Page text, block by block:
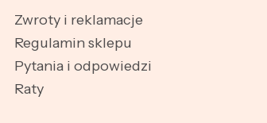
Zwroty i reklamacje
Regulamin sklepu
Pytania i odpowiedzi
Raty